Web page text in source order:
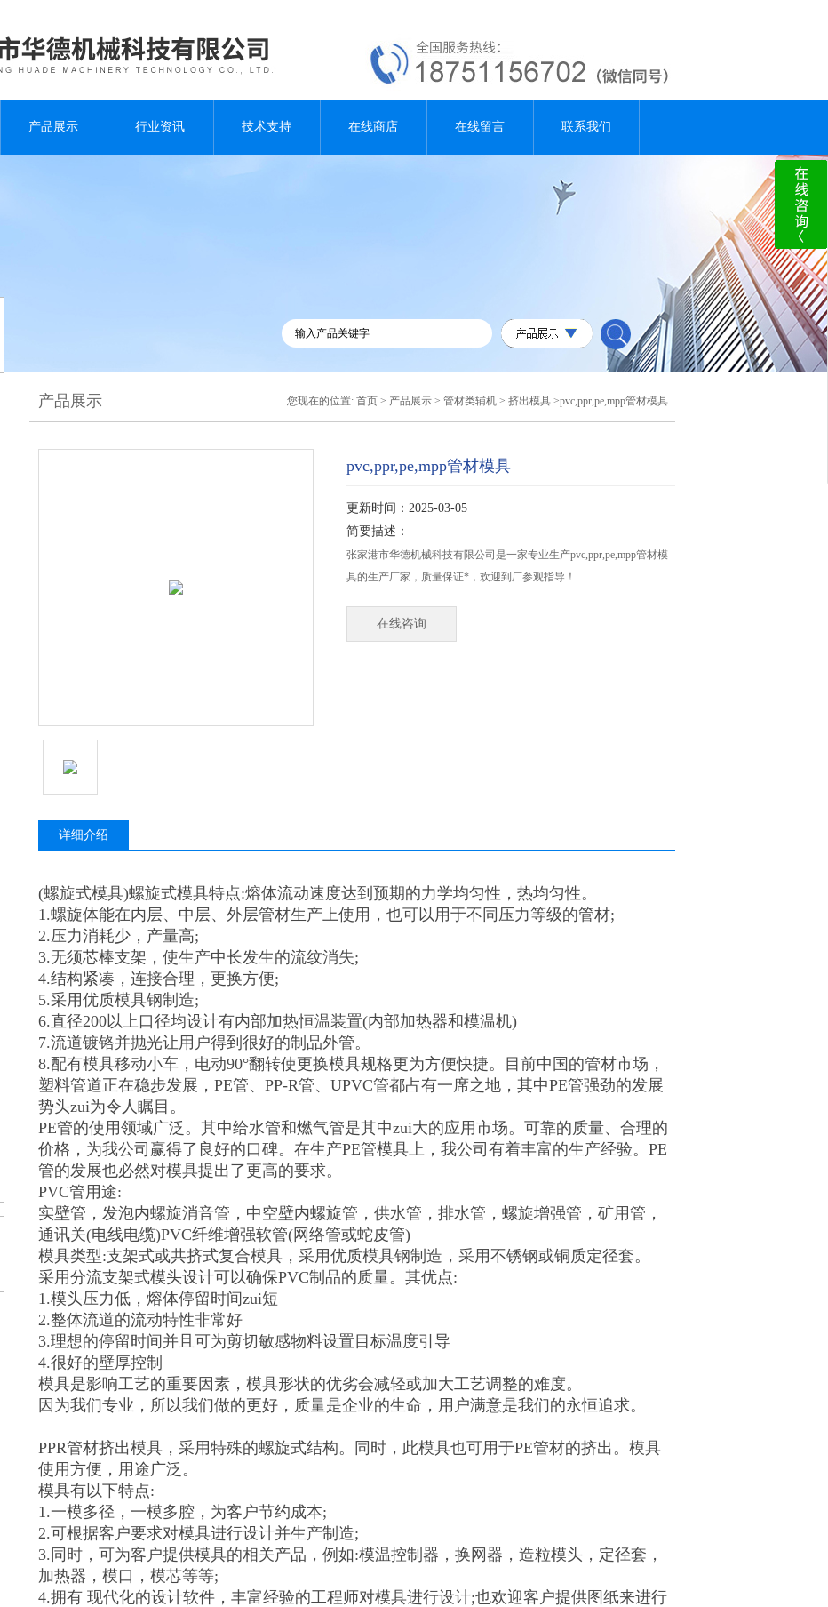
产品展示 行业资讯 技术支持 在线商店 在线留言 联系我们
产品展示 您现在的位置: 首页 > 产品展示 > 管材类辅机 > 挤出模具 >pvc,ppr,pe,mpp管材模具
pvc,ppr,pe,mpp管材模具
更新时间：2025-03-05
简要描述：
张家港市华德机械科技有限公司是一家专业生产pvc,ppr,pe,mpp管材模
具的生产厂家，质量保证*，欢迎到厂参观指导！
在线咨询
详细介绍
(螺旋式模具)螺旋式模具特点:熔体流动速度达到预期的力学均匀性，热均匀性。
1.螺旋体能在内层、中层、外层管材生产上使用，也可以用于不同压力等级的管材;
2.压力消耗少，产量高;
3.无须芯棒支架，使生产中长发生的流纹消失;
4.结构紧凑，连接合理，更换方便;
5.采用优质模具钢制造;
6.直径200以上口径均设计有内部加热恒温装置(内部加热器和模温机)
7.流道镀铬并抛光让用户得到很好的制品外管。
8.配有模具移动小车，电动90°翻转使更换模具规格更为方便快捷。目前中国的管材市场，
塑料管道正在稳步发展，PE管、PP-R管、UPVC管都占有一席之地，其中PE管强劲的发展
势头zui为令人瞩目。
PE管的使用领域广泛。其中给水管和燃气管是其中zui大的应用市场。可靠的质量、合理的
价格，为我公司赢得了良好的口碑。在生产PE管模具上，我公司有着丰富的生产经验。PE
管的发展也必然对模具提出了更高的要求。
PVC管用途:
实壁管，发泡内螺旋消音管，中空壁内螺旋管，供水管，排水管，螺旋增强管，矿用管，
通讯关(电线电缆)PVC纤维增强软管(网络管或蛇皮管)
模具类型:支架式或共挤式复合模具，采用优质模具钢制造，采用不锈钢或铜质定径套。
采用分流支架式模头设计可以确保PVC制品的质量。其优点:
1.模头压力低，熔体停留时间zui短
2.整体流道的流动特性非常好
3.理想的停留时间并且可为剪切敏感物料设置目标温度引导
4.很好的壁厚控制
模具是影响工艺的重要因素，模具形状的优劣会减轻或加大工艺调整的难度。
因为我们专业，所以我们做的更好，质量是企业的生命，用户满意是我们的永恒追求。
PPR管材挤出模具，采用特殊的螺旋式结构。同时，此模具也可用于PE管材的挤出。模具
使用方便，用途广泛。
模具有以下特点:
1.一模多径，一模多腔，为客户节约成本;
2.可根据客户要求对模具进行设计并生产制造;
3.同时，可为客户提供模具的相关产品，例如:模温控制器，换网器，造粒模头，定径套，
加热器，模口，模芯等等;
4.拥有 现代化的设计软件，丰富经验的工程师对模具进行设计;也欢迎客户提供图纸来进行